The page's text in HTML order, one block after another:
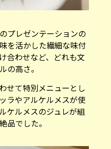
プレゼンテーションの
を活かした繊細な味付
合わせなど、どれも文
の高さ。
せて特別メニューとし
ラやアルケルメスが使
ケルメスのジュレが組
品でした。